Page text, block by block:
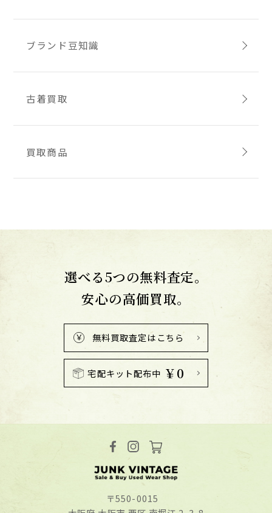
ブランド豆知識
古着買取
買取商品
選べる5つの無料査定。
安心の高価買取。
無料買取査定はこちら
宅配キット配布中 ￥0
〒550-0015